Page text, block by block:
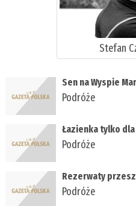
Stefan
Sen na Wyspie
Podróże
Łazienka tylko dla
Podróże
Rezerwaty
Podróże